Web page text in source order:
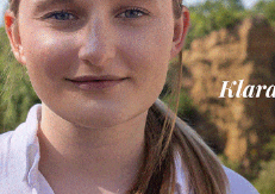
Articolo precedente
Terza giornata negativa per Badia a
Roti e Atletico Levane